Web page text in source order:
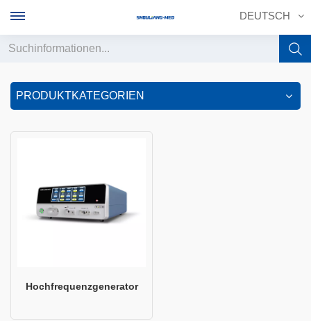
DEUTSCH
English
français
PRODUKTKATEGORIEN
Hochfrequenzgenerator